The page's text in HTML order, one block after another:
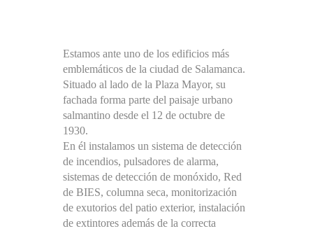
Estamos ante uno de los edificios más
emblemáticos de la ciudad de Salamanca.
Situado al lado de la Plaza Mayor, su
fachada forma parte del paisaje urbano
salmantino desde el 12 de octubre de
1930.
En él instalamos un sistema de detección
de incendios, pulsadores de alarma,
sistemas de detección de monóxido, Red
de BIES, columna seca, monitorización
de exutorios del patio exterior, instalación
de extintores además de la correcta